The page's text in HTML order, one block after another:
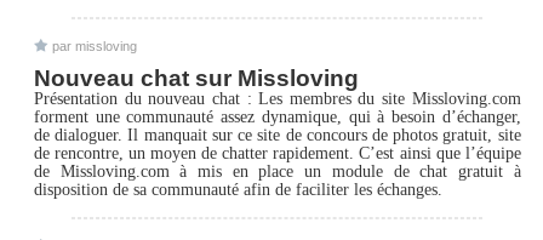
par missloving
Nouveau chat sur Missloving
Présentation du nouveau chat : Les membres du site Missloving.com
forment une communauté assez dynamique, qui à besoin d’échanger,
de dialoguer. Il manquait sur ce site de concours de photos gratuit, site
de rencontre, un moyen de chatter rapidement. C’est ainsi que l’équipe
de Missloving.com à mis en place un module de chat gratuit à
disposition de sa communauté afin de faciliter les échanges.